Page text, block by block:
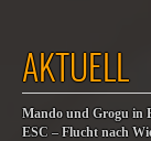
AKTUELL
Mando und Grogu in
ESC – Flucht nach